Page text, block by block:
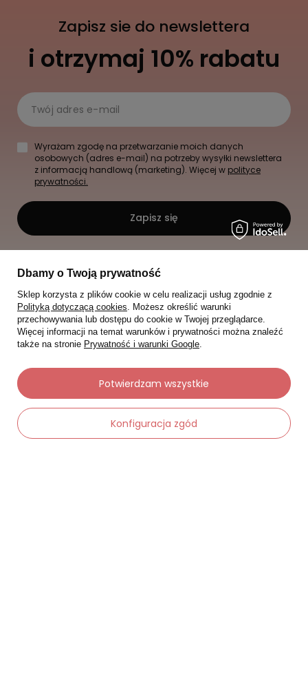
Zapisz sie do newslettera
i otrzymaj 10% rabatu
Twój adres e-mail
Wyrażam zgodę na przetwarzanie moich danych
osobowych (adres e-mail) na potrzeby wysyłki newslettera
z informacją handlową (marketing). Więcej w polityce
prywatności.
Zapisz się
Dbamy o Twoją prywatność
Sklep korzysta z plików cookie w celu realizacji usług zgodnie z
Polityką dotyczącą cookies. Możesz określić warunki
przechowywania lub dostępu do cookie w Twojej przeglądarce.
Więcej informacji na temat warunków i prywatności można znaleźć
także na stronie Prywatność i warunki Google.
Konfiguracja zgód
Potwierdzam wszystkie